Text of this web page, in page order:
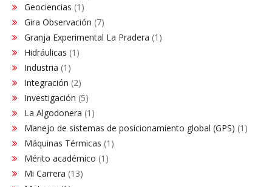
Geociencias (1)
Gira Observación (7)
Granja Experimental La Pradera (1)
Hidráulicas (1)
Industria (1)
Integración (2)
Investigación (5)
La Algodonera (1)
Manejo de sistemas de posicionamiento global (GPS) (1)
Máquinas Térmicas (1)
Mérito académico (1)
Mi Carrera (13)